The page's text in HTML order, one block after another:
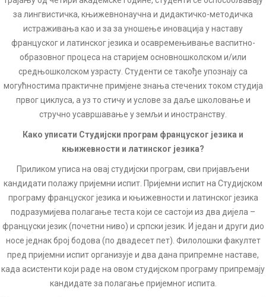
за лингвистичка, књижевнонаучна и дидактичко-методичка
истраживања као и за за уношење иновација у наставу
француског и латинског језика и осавремењивање васпитно-
образовног процеса на старијем основношколском и/или
средњошколском узрасту. Студенти се такође упознају са
могућностима практичне примјене знања стечених током студија
првог циклуса, а уз то стичу и услове за даље школовање и
стручно усавршавање у земљи и иностранству.
Како уписати Студијски програм француског језика и
књижевности и латинског језика?
Приликом уписа на овај студијски програм, сви пријављени
кандидати полажу пријемни испит. Пријемни испит на Студијском
програму француског језика и књижевности и латинског језика
подразумијева полагање теста који се састоји из два дијела –
француски језик (почетни ниво) и српски језик. И један и други дио
носе једнак број бодова (по двадесет пет). Филолошки факултет
пред пријемни испит организује и два дана припремне наставе,
када асистенти који раде на овом студијском програму припремају
кандидате за полагање пријемног испита.